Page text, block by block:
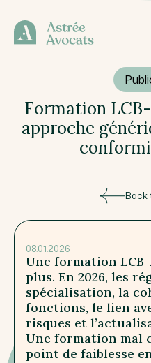
Formation
approche
Back
08.01.2026
Une formation
plus. En 2026, les
spécialisation, la
fonctions, le lien
risques et
Une formation mal
point de faiblesse